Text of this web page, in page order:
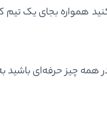
همواره بجای یک تیم
چیز حرفه‌ای باشید